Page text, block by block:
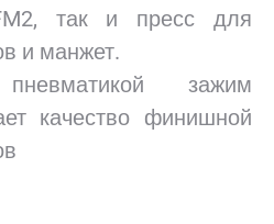
так и пресс для
и манжет.
зажим
качество финишной